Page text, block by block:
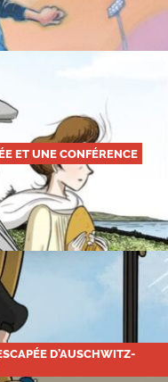
ET UNE CONFÉRENCE
D’AUSCHWITZ-